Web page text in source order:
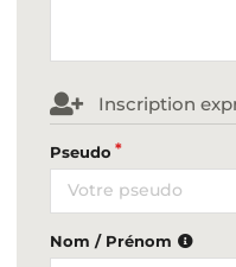
Inscription
Pseudo
Nom / Prénom